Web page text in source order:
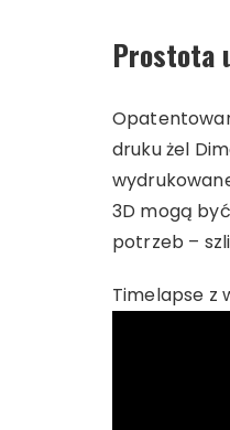
Prostota
druku żel
3D mogą
potrzeb –
Timelapse z